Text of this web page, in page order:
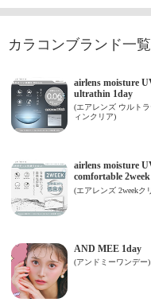
カラコンブランド一覧